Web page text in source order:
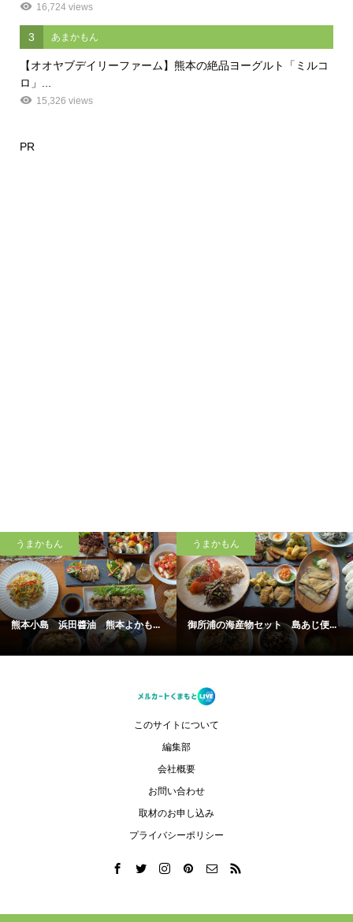
16,724 views
3 あまかもん
【オオヤブデイリーファーム】熊本の絶品ヨーグルト「ミルコ
ロ」...
15,326 views
PR
うまかもん
熊本小島 浜田醬油 熊本よかも...
うまかもん
御所浦の海産物セット 島あじ便...
このサイトについて
編集部
会社概要
お問い合わせ
取材のお申し込み
プライバシーポリシー